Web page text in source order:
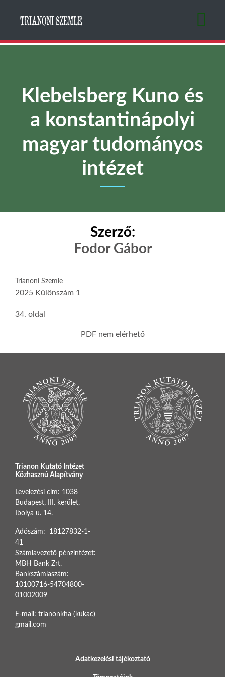
Klebelsberg Kuno és
a konstantinápolyi
magyar tudományos
intézet
Szerző:
Fodor Gábor
Trianoni Szemle
2025 Különszám 1
34. oldal
PDF nem elérhető
Trianon Kutató Intézet
Közhasznú Alapítvány
Levelezési cím: 1038
Budapest, III. kerület,
Ibolya u. 14.
Adószám: 18127832-1-
41
Számlavezető pénzintézet:
MBH Bank Zrt.
Bankszámlaszám:
10100716-54704800-
01002009
E-mail: trianonkha (kukac)
gmail.com
BOTTOM FOOTER MENU
Adatkezelési tájékoztató